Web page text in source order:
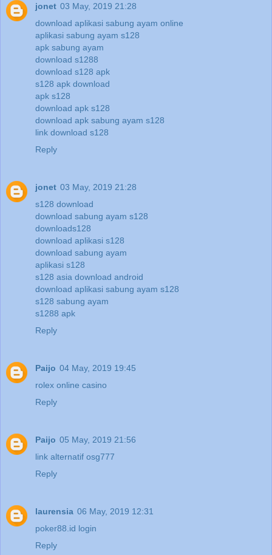
jonet 03 May, 2019 21:28
download aplikasi sabung ayam online
aplikasi sabung ayam s128
apk sabung ayam
download s1288
download s128 apk
s128 apk download
apk s128
download apk s128
download apk sabung ayam s128
link download s128
Reply
jonet 03 May, 2019 21:28
s128 download
download sabung ayam s128
downloads128
download aplikasi s128
download sabung ayam
aplikasi s128
s128 asia download android
download aplikasi sabung ayam s128
s128 sabung ayam
s1288 apk
Reply
Paijo 04 May, 2019 19:45
rolex online casino
Reply
Paijo 05 May, 2019 21:56
link alternatif osg777
Reply
laurensia 06 May, 2019 12:31
poker88.id login
Reply